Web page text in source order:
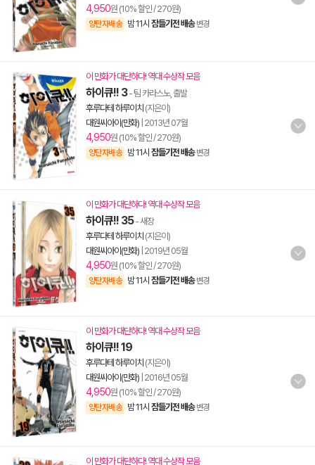
4,950원 (10% 할인 / 270원)
양탄자배송 밤 11시 잠들기전 배송 변경
이 만화가 대단하다! 역대 수상작 모음
하이큐!! 3- 팀 카라스노, 출발
후루다테 하루이치 (지은이)
대원씨아이(만화) 2013년 07월
4,950원 (10% 할인 / 270원)
양탄자배송 밤 11시 잠들기전 배송 변경
이 만화가 대단하다! 역대 수상작 모음
하이큐!! 35- 새장
후루다테 하루이치 (지은이)
대원씨아이(만화) 2019년 05월
4,950원 (10% 할인 / 270원)
양탄자배송 밤 11시 잠들기전 배송 변경
이 만화가 대단하다! 역대 수상작 모음
하이큐!! 19
후루다테 하루이치 (지은이)
대원씨아이(만화) 2016년 05월
4,950원 (10% 할인 / 270원)
양탄자배송 밤 11시 잠들기전 배송 변경
이 만화가 대단하다! 역대 수상작 모음